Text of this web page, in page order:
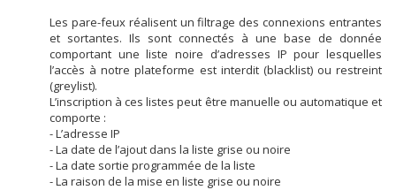
Les pare-feux réalisent un filtrage des connexions entrantes
et sortantes. Ils sont connectés à une base de donnée
comportant une liste noire d’adresses IP pour lesquelles
l’accès à notre plateforme est interdit (blacklist) ou restreint
(greylist).
L’inscription à ces listes peut être manuelle ou automatique et
comporte :
- L’adresse IP
- La date de l’ajout dans la liste grise ou noire
- La date sortie programmée de la liste
- La raison de la mise en liste grise ou noire